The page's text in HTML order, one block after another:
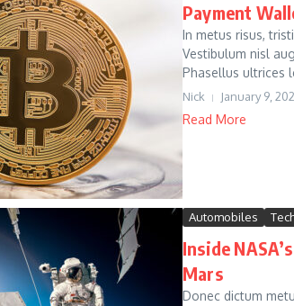
Payment
In metus risus,
Vestibulum nisl
Phasellus ultrices
Nick January 9,
Read More
Automobiles
Inside
Mars
Donec dictum